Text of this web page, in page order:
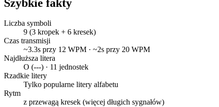
Szybkie fakty
Liczba symboli
9 (3 kropek + 6 kresek)
Czas transmisji
~3.3s przy 12 WPM · ~2s przy 20 WPM
Najdłuższa litera
O (---) · 11 jednostek
Rzadkie litery
Tylko popularne litery alfabetu
Rytm
z przewagą kresek (więcej długich sygnałów)